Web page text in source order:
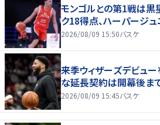
モンゴルとの第1戦は
ク18得点、ハーパージ
2026/08/09 15:50バスケ
来季ウィザーズデビュ
な延長契約は開幕後ま
2026/08/09 15:45バスケ